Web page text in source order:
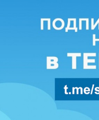
— разных